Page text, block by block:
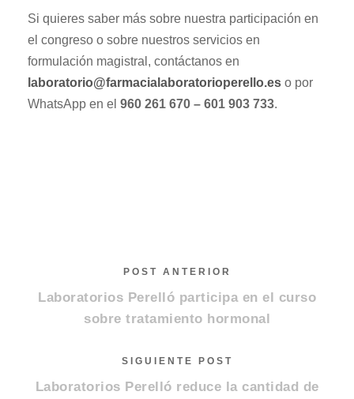
Si quieres saber más sobre nuestra participación en
el congreso o sobre nuestros servicios en
formulación magistral, contáctanos en
laboratorio@farmacialaboratorioperello.es o por
WhatsApp en el 960 261 670 – 601 903 733.
POST ANTERIOR
Laboratorios Perelló participa en el curso
sobre tratamiento hormonal
SIGUIENTE POST
Laboratorios Perelló reduce la cantidad de